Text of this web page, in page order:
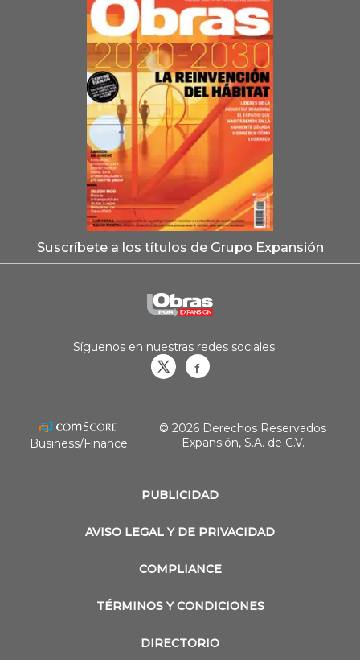
Suscríbete a los títulos de Grupo Expansión
PUBLICIDAD
AVISO LEGAL Y DE PRIVACIDAD
COMPLIANCE
TÉRMINOS Y CONDICIONES
DIRECTORIO
Síguenos en nuestras redes sociales:
Business/Finance
© 2026 Derechos Reservados
Expansión, S.A. de C.V.